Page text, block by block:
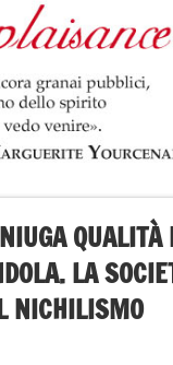
LA
NICHILISMO